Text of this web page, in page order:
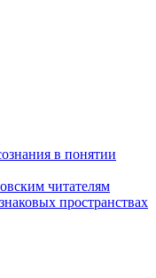
в понятии
читателям
пространствах